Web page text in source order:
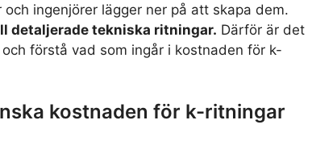
ingenjörer lägger ner på att skapa dem.
detaljerade tekniska ritningar. Därför är det
förstå vad som ingår i kostnaden för k-
kostnaden för k-ritningar